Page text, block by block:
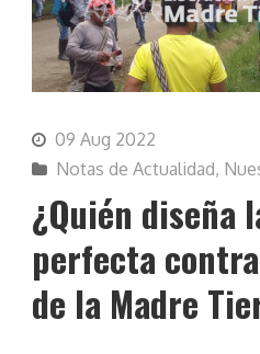
09 Aug 2022
Notas de Actualidad,
¿Quién diseña
perfecta
de la Madre